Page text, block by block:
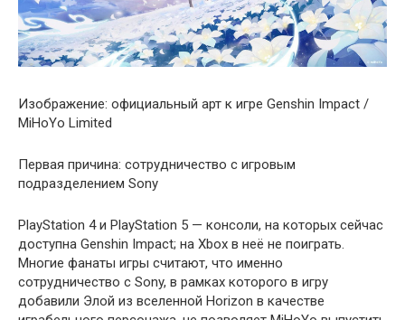
Изображение: официальный арт к игре Genshin Impact /
MiHoYo Limited
Первая причина: сотрудничество с игровым
подразделением Sony
PlayStation 4 и PlayStation 5 — консоли, на которых сейчас
доступна Genshin Impact; на Xbox в неё не поиграть.
Многие фанаты игры считают, что именно
сотрудничество с Sony, в рамках которого в игру
добавили Элой из вселенной Horizon в качестве